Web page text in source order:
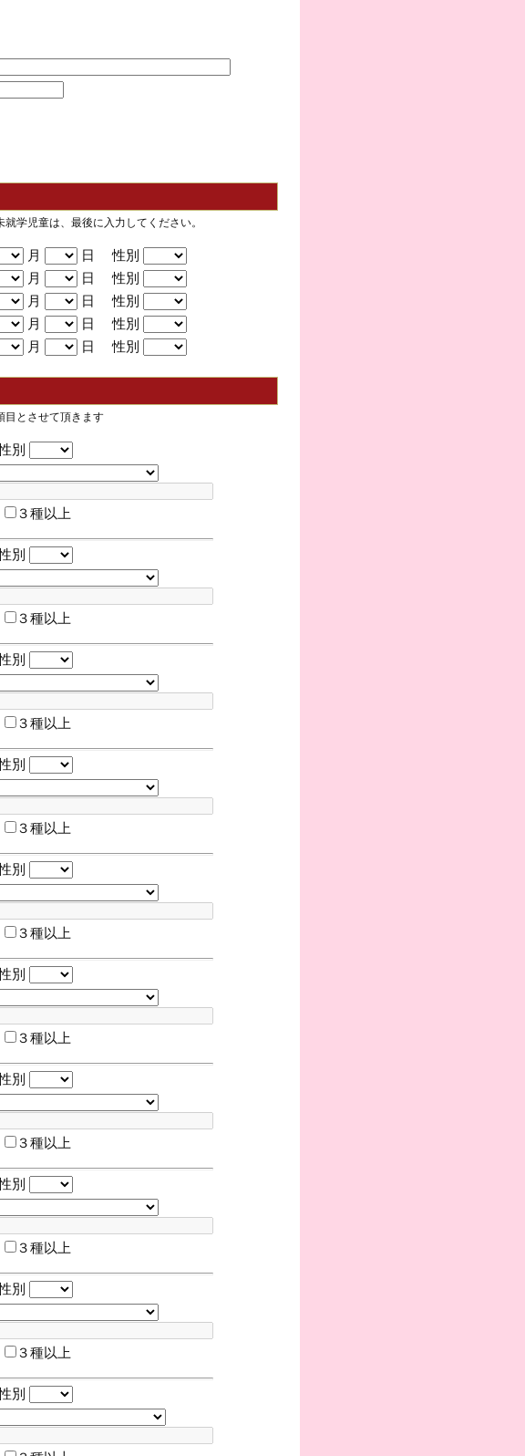
学児童は、最後に入力してください。
月
日 性別
月
日 性別
月
日 性別
月
日 性別
月 日 性別
目とさせて頂きます
別
３種以上
別
３種以上
別
３種以上
別
３種以上
別
３種以上
別
３種以上
別
３種以上
別
３種以上
別
３種以上
別